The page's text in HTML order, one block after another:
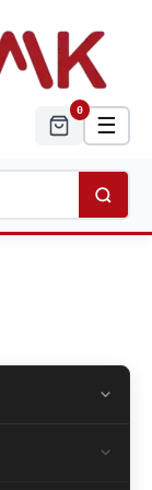
0
☰